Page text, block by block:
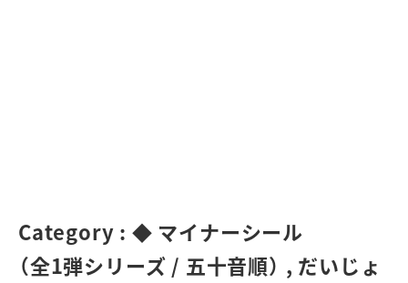
Category : ◆ マイナーシール
（全1弾シリーズ / 五十音順） , だいじょ